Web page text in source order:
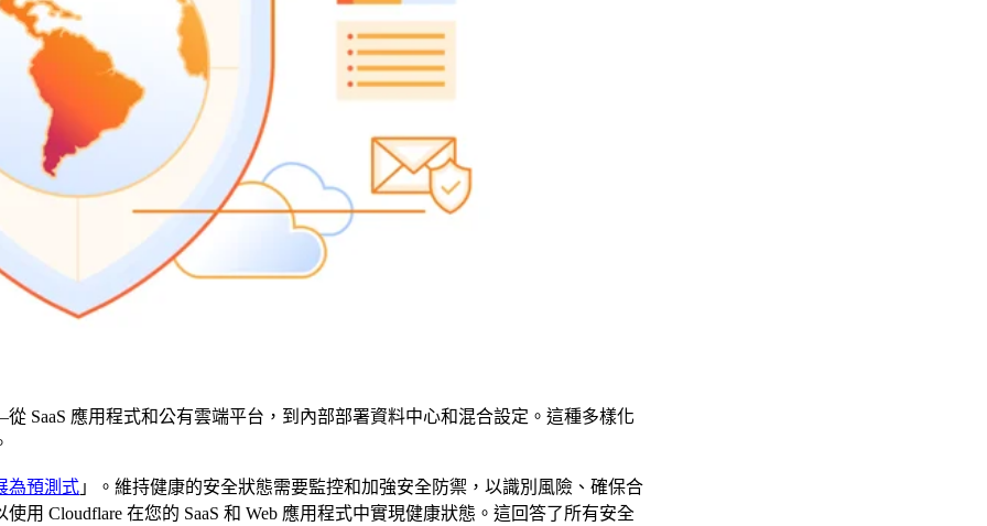
SaaS 應用程式和公有雲端平台，到內部部署資料中心和混合設定。這種多樣化
為預測式 」。維持健康的安全狀態需要監控和加強安全防禦，以識別風險、確保合
用 Cloudflare 在您的 SaaS 和 Web 應用程式中實現健康狀態。這回答了所有安全